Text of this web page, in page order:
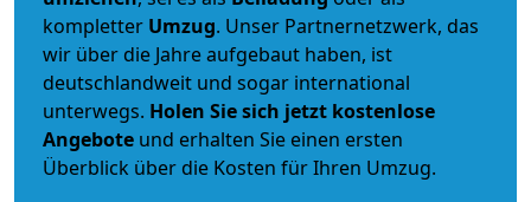
kompletter Umzug. Unser Partnernetzwerk, das
wir über die Jahre aufgebaut haben, ist
deutschlandweit und sogar international
unterwegs. Holen Sie sich jetzt kostenlose
Angebote und erhalten Sie einen ersten
Überblick über die Kosten für Ihren Umzug.